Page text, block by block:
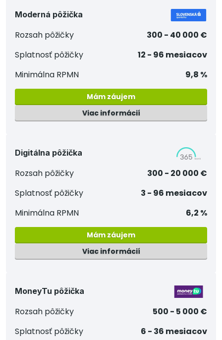
Moderná pôžička
Rozsah pôžičky
300 - 40 000 €
Splatnosť pôžičky
12 - 96 mesiacov
Minimálna RPMN
9,8 %
Mám záujem
Viac informácií
Digitálna pôžička
Rozsah pôžičky
300 - 20 000 €
Splatnosť pôžičky
3 - 96 mesiacov
Minimálna RPMN
6,2 %
Mám záujem
Viac informácií
MoneyTu pôžička
Rozsah pôžičky
500 - 5 000 €
Splatnosť pôžičky
6 - 36 mesiacov